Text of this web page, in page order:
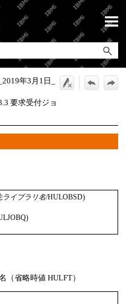
スキップ
年3月1日_
要求受付ジョ
ライブラリ名/HULOBSD)
（省略時値 HULFT）